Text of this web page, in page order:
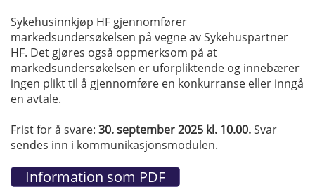
Sykehusinnkjøp HF gjennomfører
markedsundersøkelsen på vegne av Sykehuspartner
HF. Det gjøres også oppmerksom på at
markedsundersøkelsen er uforpliktende og innebærer
ingen plikt til å gjennomføre en konkurranse eller inngå
en avtale.
Frist for å svare: 30. september 2025 kl. 10.00.Svar
sendes inn i kommunikasjonsmodulen.